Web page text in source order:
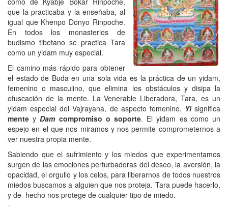
que la practicaba y la enseñaba, al
igual que Khenpo Donyo Rinpoche.
En todos los monasterios de
budismo tibetano se practica Tara
como un yidam muy especial.
El camino más rápido para obtener
el estado de Buda en una sola vida es la práctica de un yidam,
femenino o masculino, que elimina los obstáculos y disipa la
ofuscación de la mente. La Venerable Liberadora, Tara, es un
yidam especial del Vajrayana, de aspecto femenino. Yi significa
mente yDam compromiso o soporte. El yidam es como un
espejo en el que nos miramos y nos permite comprometernos a
ver nuestra propia mente.
Sabiendo que el sufrimiento y los miedos que experimentamos
surgen de las emociones perturbadoras del deseo, la aversión, la
opacidad, el orgullo y los celos, para liberarnos de todos nuestros
miedos buscamos a alguien que nos proteja. Tara puede hacerlo,
y de hecho nos protege de cualquier tipo de miedo.